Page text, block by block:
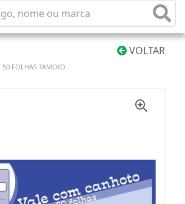
VOLTAR
FOLHAS TAMOIO